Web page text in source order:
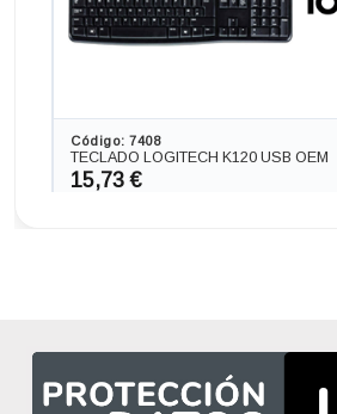
Código: 7408
TECLADO LOGITECH K120 USB OEM
15,73 €